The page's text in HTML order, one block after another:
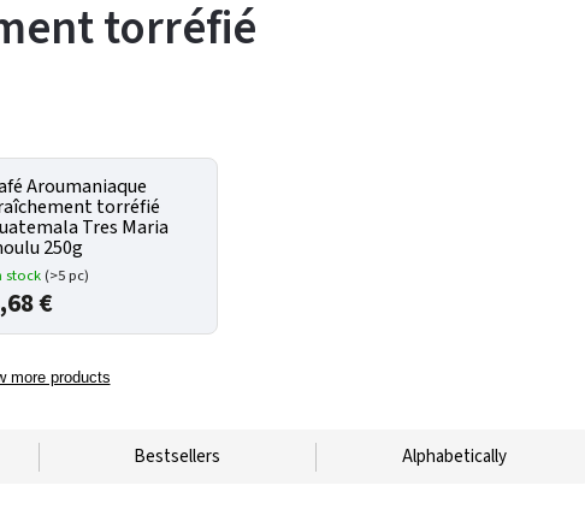
torréfié
Aroumaniaque
torréfié
Tres Maria
250g
stock (>5 pc)
€
more products
Bestsellers Alphabetically